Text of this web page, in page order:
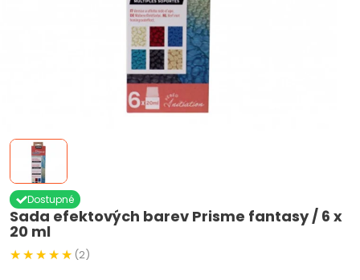
Sada efektových barev Prisme fantasy / 6 x
20 ml
Dostupné
(2)